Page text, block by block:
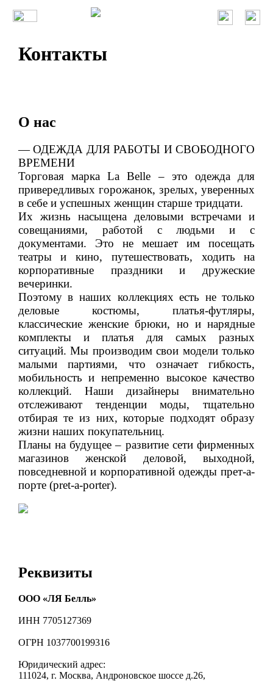
Юбки
Брюки
Блузки
Платья
Личный кабинет
Избранное
Магазины
Покупателю
+7 (495) 259-6431
Контакты
О нас
— ОДЕЖДА ДЛЯ РАБОТЫ И СВОБОДНОГО
ВРЕМЕНИ
Торговая марка La Belle – это одежда для
привередливых горожанок, зрелых, уверенных
в себе и успешных женщин старше тридцати.
Их жизнь насыщена деловыми встречами и
совещаниями, работой с людьми и с
документами. Это не мешает им посещать
театры и кино, путешествовать, ходить на
корпоративные праздники и дружеские
вечеринки.
Поэтому в наших коллекциях есть не только
деловые костюмы, платья-футляры,
классические женские брюки, но и нарядные
комплекты и платья для самых разных
ситуаций. Мы производим свои модели только
малыми партиями, что означает гибкость,
мобильность и непременно высокое качество
коллекций. Наши дизайнеры внимательно
отслеживают тенденции моды, тщательно
отбирая те из них, которые подходят образу
жизни наших покупательниц.
Планы на будущее – развитие сети фирменных
магазинов женской деловой, выходной,
повседневной и корпоративной одежды прет-а-
порте (pret-a-porter).
Реквизиты
ООО «ЛЯ Белль»
ИНН 7705127369
ОГРН 1037700199316
Юридический адрес:
111024, г. Москва, Андроновское шоссе д.26,